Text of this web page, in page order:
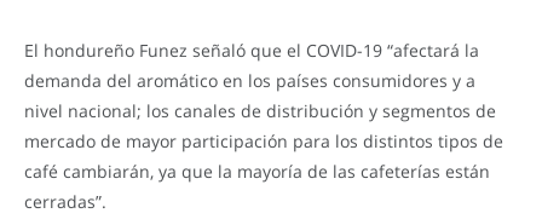
El hondureño Funez señaló que el COVID-19 “afectará la
demanda del aromático en los países consumidores y a
nivel nacional; los canales de distribución y segmentos de
mercado de mayor participación para los distintos tipos de
café cambiarán, ya que la mayoría de las cafeterías están
cerradas”.